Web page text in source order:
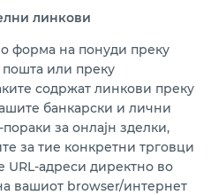
линкови
форма на понуди преку
или преку
содржат линкови преку
банкарски и лични
за онлајн зделки,
за тие конкретни трговци
адреси директно во
вашиот browser/интернет